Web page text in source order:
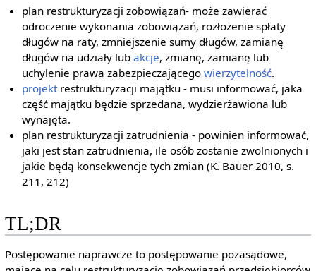
plan restrukturyzacji zobowiązań- może zawierać
odroczenie wykonania zobowiązań, rozłożenie spłaty
długów na raty, zmniejszenie sumy długów, zamianę
długów na udziały lubakcje, zmianę, zamianę lub
uchylenie prawa zabezpieczającegowierzytelność.
projekt restrukturyzacji majątku - musi informować, jaka
część majątku będzie sprzedana, wydzierżawiona lub
wynajęta.
plan restrukturyzacji zatrudnienia - powinien informować,
jaki jest stan zatrudnienia, ile osób zostanie zwolnionych i
jakie będą konsekwencje tych zmian (K. Bauer 2010, s.
211, 212)
TL;DR
Postępowanie naprawcze to postępowanie pozasądowe,